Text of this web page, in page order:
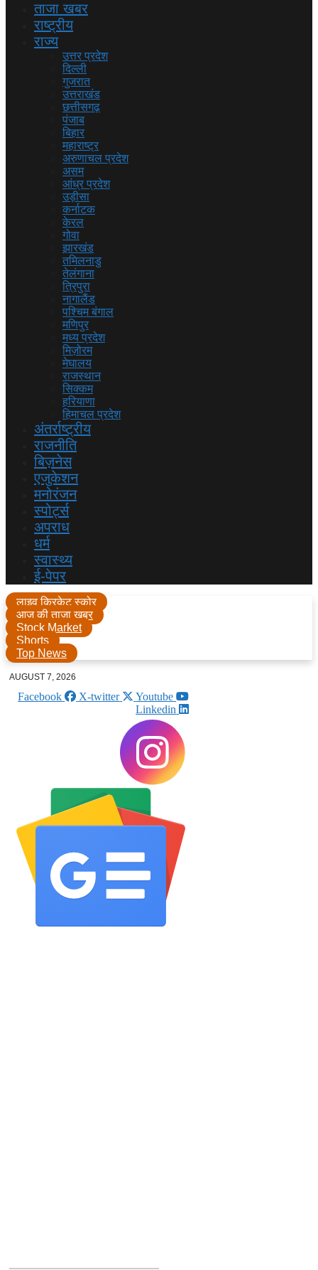
ताजा खबर
राष्ट्रीय
राज्य
उत्तर प्रदेश
दिल्ली
गुजरात
उत्तराखंड
छत्तीसगढ़
पंजाब
बिहार
महाराष्ट्र
अरुणाचल प्रदेश
असम
आंध्र प्रदेश
उड़ीसा
कर्नाटक
केरल
गोवा
झारखंड
तमिलनाडु
तेलंगाना
त्रिपुरा
नागालैंड
पश्चिम बंगाल
मणिपुर
मध्य प्रदेश
मिज़ोरम
मेघालय
राजस्थान
सिक्कम
हरियाणा
हिमाचल प्रदेश
अंतर्राष्ट्रीय
राजनीति
बिज़नेस
एजुकेशन
मनोरंजन
स्पोर्ट्स
अपराध
धर्म
स्वास्थ्य
ई-पेपर
लाइव क्रिकेट स्कोर
आज की ताजा खबर
Stock Market
Shorts
Top News
AUGUST 7, 2026
Facebook X-twitter
Youtube
Linkedin